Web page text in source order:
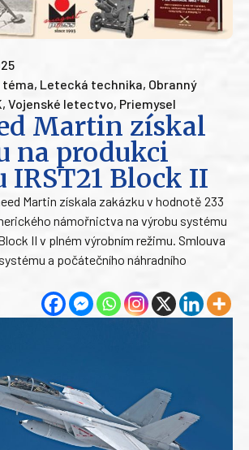
téma, Letecká technika, Obranný
, Vojenské letectvo, Priemysel
Martin získal
na produkci
IRST21 Block II
Martin získala zakázku v hodnotě 233
námořnictva na výrobu systému
II v plném výrobním režimu. Smlouva
a počátečního náhradního